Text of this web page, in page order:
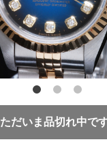
ただいま品切れ中です